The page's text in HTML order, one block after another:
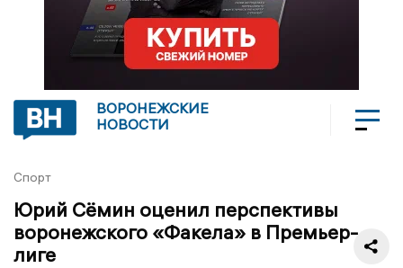
ВОРОНЕЖСКИЕ
НОВОСТИ
Спорт
Юрий Сёмин оценил перспективы
воронежского «Факела» в Премьер-
лиге